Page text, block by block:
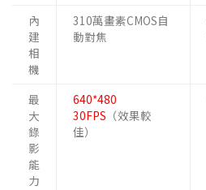
內
建
相
機
310萬畫素CMOS自
動對焦
最
大
錄
影
能
力
640*480
30FPS （效果較
佳）